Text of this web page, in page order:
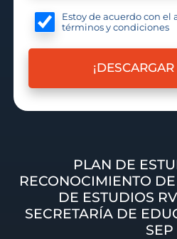
Estoy de acuerdo con el
términos y condiciones
PLAN DE
RECONOCIMIENTO
DE ESTUDIOS
SECRETARÍA DE
SEP